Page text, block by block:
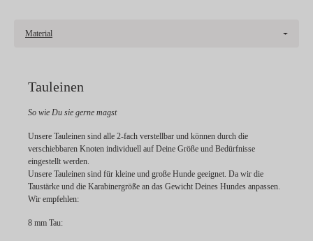
Material
Tauleinen
So wie Du sie gerne magst
Unsere Tauleinen sind alle 2-fach verstellbar und können durch die
verschiebbaren Knoten individuell auf Deine Größe und Bedürfnisse
eingestellt werden.
Unsere Tauleinen sind für kleine und große Hunde geeignet. Da wir die
Taustärke und die Karabinergröße an das Gewicht Deines Hundes anpassen.
Wir empfehlen:
8 mm Tau: